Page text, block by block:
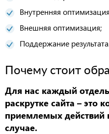
Внутренняя
Внешняя оптимизация;
Поддержание
Почему стоит
Для нас каждый
раскрутке сайта – это
приемлемых действий
случае.